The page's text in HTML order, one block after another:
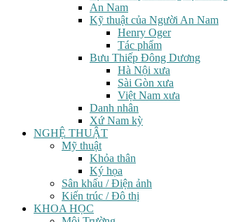
An Nam
Kỹ thuật của Người An Nam
Henry Oger
Tác phẩm
Bưu Thiếp Đông Dương
Hà Nội xưa
Sài Gòn xưa
Việt Nam xưa
Danh nhân
Xứ Nam kỳ
NGHỆ THUẬT
Mỹ thuật
Khỏa thân
Ký họa
Sân khấu / Điện ảnh
Kiến trúc / Đô thị
KHOA HỌC